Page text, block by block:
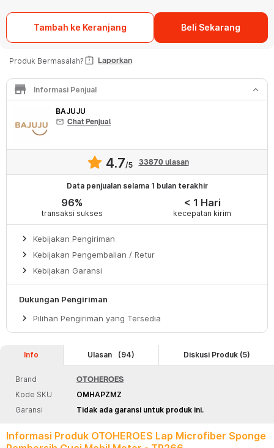
Tambah ke Keranjang Beli Sekarang
Produk Bermasalah? assignment_late Laporkan
store Informasi Penjual keyboard_arrow_down
BAJUJU
mail Chat Penjual
4.7/5 33870ulasan
Data penjualan selama 1 bulan terakhir
96%
transaksi sukses
< 1 Hari
kecepatan kirim
keyboard_arrow_right Kebijakan Pengiriman
keyboard_arrow_right Kebijakan Pengembalian / Retur
keyboard_arrow_right Kebijakan Garansi
Dukungan Pengiriman
keyboard_arrow_right Pilihan Pengiriman yang Tersedia
Info Ulasan (94) Diskusi Produk (5)
Brand
OTOHEROES
Kode SKU
OMHAPZMZ
Garansi
Tidak ada garansi untuk produk ini.
Informasi Produk OTOHEROES Lap Microfiber Sponge